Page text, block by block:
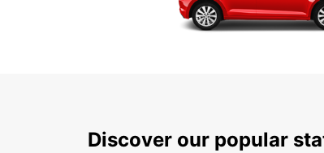
Discover our popular